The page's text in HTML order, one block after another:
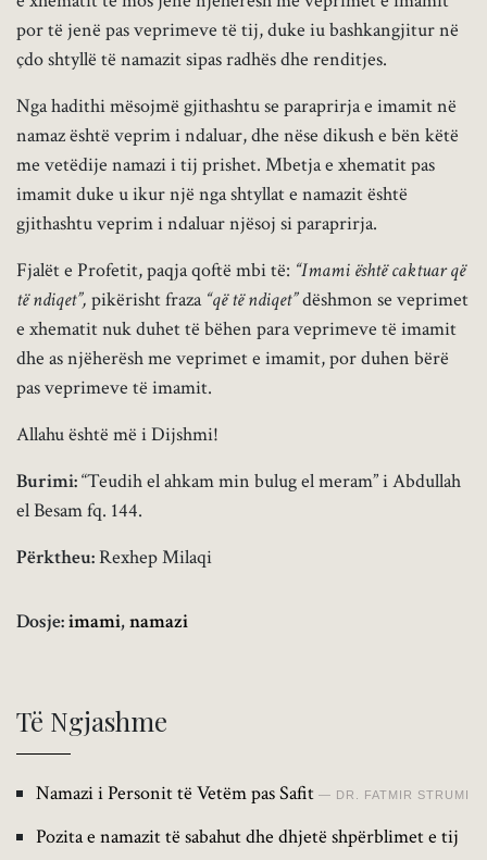
por të jenë pas veprimeve të tij, duke iu bashkangjitur në
çdo shtyllë të namazit sipas radhës dhe renditjes.
Nga hadithi mësojmë gjithashtu se paraprirja e imamit në
namaz është veprim i ndaluar, dhe nëse dikush e bën këtë
me vetëdije namazi i tij prishet. Mbetja e xhematit pas
imamit duke u ikur një nga shtyllat e namazit është
gjithashtu veprim i ndaluar njësoj si paraprirja.
Fjalët e Profetit, paqja qoftë mbi të: “Imami është caktuar që
të ndiqet”, pikërisht fraza “që të ndiqet”dëshmon se veprimet
e xhematit nuk duhet të bëhen para veprimeve të imamit
dhe as njëherësh me veprimet e imamit, por duhen bërë
pas veprimeve të imamit.
Allahu është më i Dijshmi!
Burimi:“Teudih el ahkam min bulug el meram” i Abdullah
el Besam fq. 144.
Përktheu:Rexhep Milaqi
Dosje:imami,namazi
Të Ngjashme
Namazi i Personit të Vetëm pas Safit DR. FATMIR STRUMI
Pozita e namazit të sabahut dhe dhjetë shpërblimet e tij